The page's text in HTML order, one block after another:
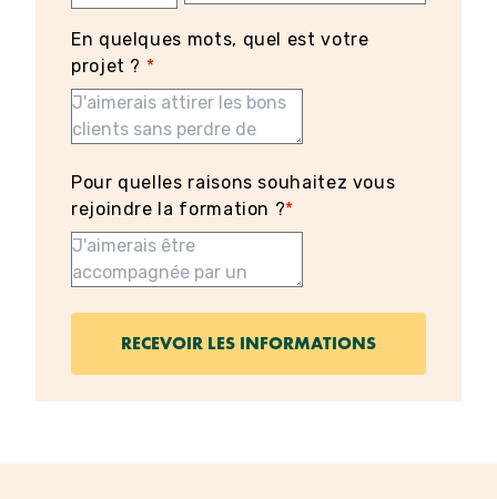
En quelques mots, quel est votre
projet ? *
Pour quelles raisons souhaitez vous
rejoindre la formation ?*